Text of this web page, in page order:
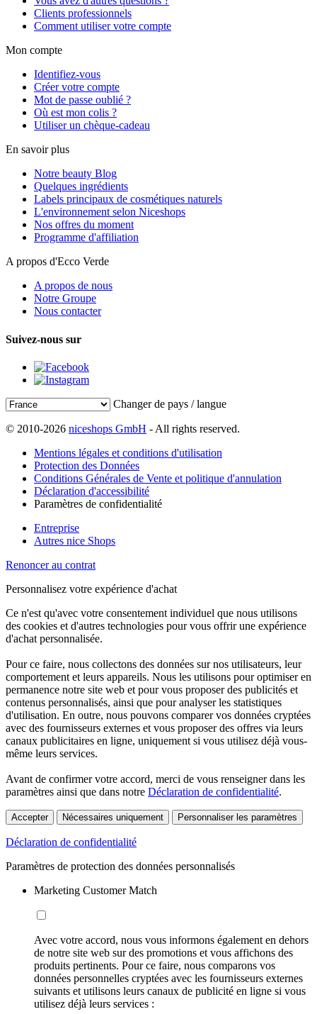
Clients professionnels
Comment utiliser votre compte
Mon compte
Identifiez-vous
Créer votre compte
Mot de passe oublié ?
Où est mon colis ?
Utiliser un chèque-cadeau
En savoir plus
Notre beauty Blog
Quelques ingrédients
Labels principaux de cosmétiques naturels
L'environnement selon Niceshops
Nos offres du moment
Programme d'affiliation
A propos d'Ecco Verde
A propos de nous
Notre Groupe
Nous contacter
Suivez-nous sur
Changer de pays / langue
© 2010-2026 niceshops GmbH - All rights reserved.
Mentions légales et conditions d'utilisation
Protection des Données
Conditions Générales de Vente et politique d'annulation
Déclaration d'accessibilité
Paramètres de confidentialité
Entreprise
Autres nice Shops
Renoncer au contrat
Personnalisez votre expérience d'achat
Ce n'est qu'avec votre consentement individuel que nous utilisons
des cookies et d'autres technologies pour vous offrir une expérience
d'achat personnalisée.
Pour ce faire, nous collectons des données sur nos utilisateurs, leur
comportement et leurs appareils. Nous les utilisons pour optimiser en
permanence notre site web et pour vous proposer des publicités et
contenus personnalisés, ainsi que pour analyser les statistiques
d'utilisation. En outre, nous pouvons comparer vos données cryptées
avec des fournisseurs externes et vous proposer des offres via leurs
canaux publicitaires en ligne, uniquement si vous utilisez déjà vous-
même leurs services.
Avant de confirmer votre accord, merci de vous renseigner dans les
paramètres ainsi que dans notre Déclaration de confidentialité.
Accepter Nécessaires uniquement Personnaliser les paramètres
Déclaration de confidentialité
Paramètres de protection des données personnalisés
Marketing Customer Match
Avec votre accord, nous vous informons également en dehors
de notre site web sur des promotions et vous affichons des
produits pertinents. Pour ce faire, nous comparons vos
données personnelles cryptées avec les fournisseurs externes
suivants et utilisons leurs canaux de publicité en ligne si vous
utilisez déjà leurs services :